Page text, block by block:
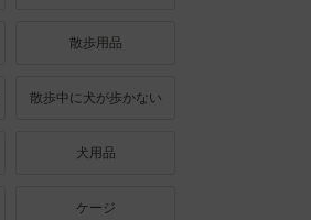
散歩用品
散歩中に犬が歩かない
犬用品
ケージ